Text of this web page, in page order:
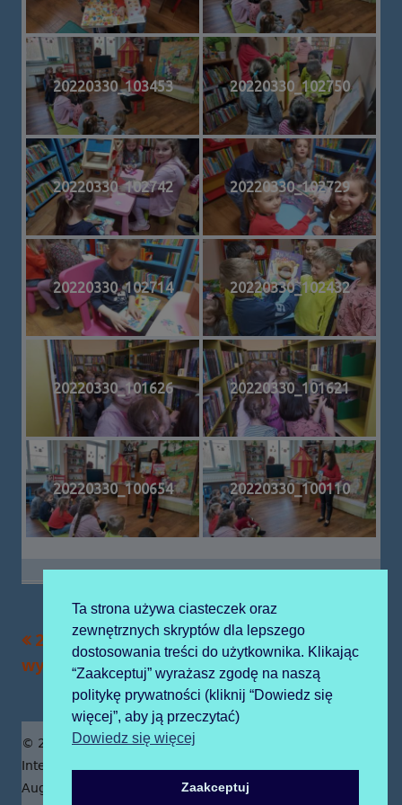
20220330_103453 20220330_102750
20220330_102742 20220330_102729
20220330_102714 20220330_102432
20220330_101626 20220330_101621
20220330_100654 20220330_100110
Nawigacja
wpisu
Poprzedni
artykół
2022-03-24 piraci i
wyspa skarbów
Następny
artykół:
2022-04-04 biblioteka
Zawartość
stopki
© 2019 Publiczne Przedszkole z Oddziałami
Integracyjnymi prowadzone przez Zgromadzenie Sióstr
Augustianek
Ta strona używa ciasteczek oraz
zewnętrznych skryptów dla lepszego
dostosowania treści do użytkownika. Klikając
“Zaakceptuj” wyrażasz zgodę na naszą
politykę prywatności (kliknij “Dowiedz się
więcej”, aby ją przeczytać)
Dowiedz się więcej
Zaakceptuj